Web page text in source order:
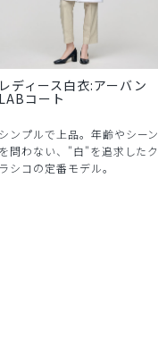
レディース白衣:アーバン
LABコート
シンプルで上品。年齢やシーン
を問わない、"白"を追求したク
ラシコの定番モデル。